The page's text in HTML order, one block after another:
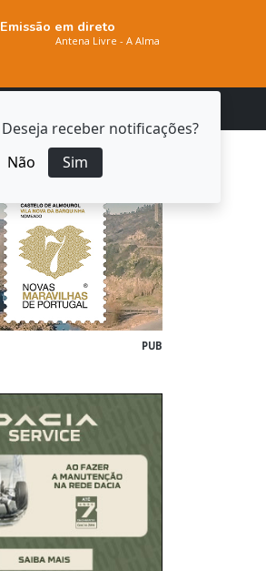
Deseja receber notificações?
Não
Sim
Emissão em direto
PUB